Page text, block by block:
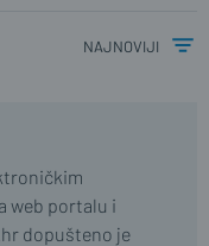
najnoviji
web portalu i
dopušteno je